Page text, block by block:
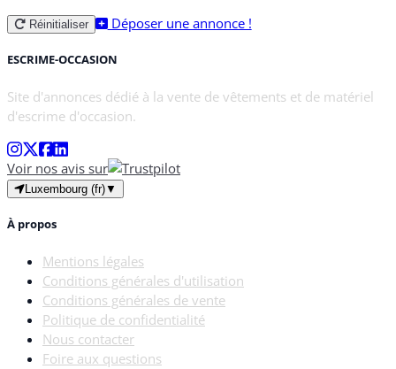
Réinitialiser Déposer une annonce !
ESCRIME-OCCASION
Site d'annonces dédié à la vente de vêtements et de matériel
d'escrime d'occasion.
Voir nos avis sur
Luxembourg (fr)▼
À propos
Mentions légales
Conditions générales d'utilisation
Conditions générales de vente
Politique de confidentialité
Nous contacter
Foire aux questions